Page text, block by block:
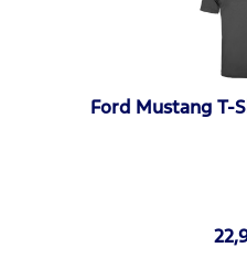
Ford Mustang T-